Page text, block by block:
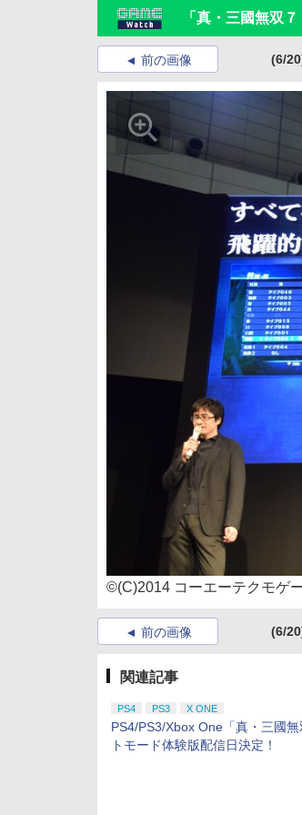
「真・三國無双
前の画像 (6/
©(C)2014 コーエーテクモゲ
前の画像 (6/
関連記事
PS4 PS3 X ONE
PS4/PS3/Xbox One「真・三國
トモード体験版配信日決定！